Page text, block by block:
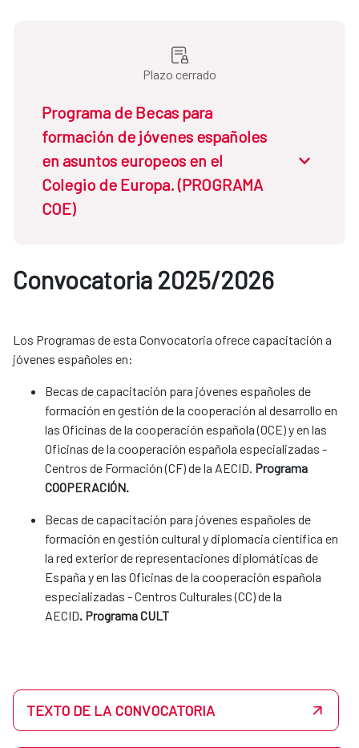
Plazo cerrado
Programa de Becas para
formación de jóvenes españoles
en asuntos europeos en el
Colegio de Europa. (PROGRAMA
COE)
Dirigidas a: Ciudadanos españoles. Haber
años a 31/12/2026. Ver requisitos en la
Convocatoria 2026-27.
Estudios:
Licenciado/Grado
Año de convocatoria: 2026/2027
Fecha de inicio
Fecha de cierre03/06/2026
MÁS INFORMACIÓN
Plazo de presentación
Estado.
Convocatoria 2025/2026
Los Programas de esta Convocatoria ofrece capacitación a
jóvenes españoles en:
Becas de capacitación para jóvenes españoles de
formación en gestión de la cooperación al desarrollo en
las Oficinas de la cooperación española (OCE) y en las
Oficinas de la cooperación española especializadas -
Centros de Formación (CF) de la AECID. Programa
COOPERACIÓN.
Becas de capacitación para jóvenes españoles de
formación en gestión cultural y diplomacia científica en
la red exterior de representaciones diplomáticas de
España y en las Oficinas de la cooperación española
especializadas - Centros Culturales (CC) de la
AECID. Programa CULT
TEXTO DE LA CONVOCATORIA